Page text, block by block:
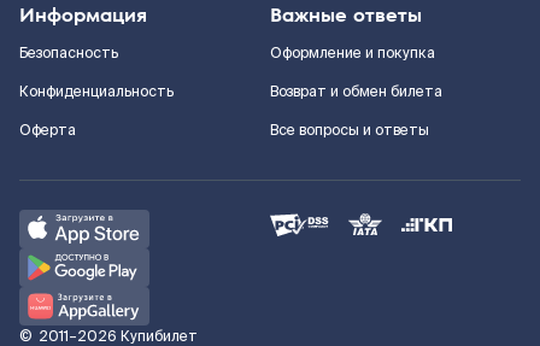
Информация
Безопасность
Конфиденциальность
Оферта
Важные ответы
Оформление и покупка
Возврат и обмен билета
Все вопросы и ответы
© 2011–2026 Купибилет